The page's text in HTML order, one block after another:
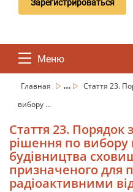
Зарегистрироваться
Меню
Главная ...
Стаття 23.
вибору ...
Стаття 23. Порядок
рішення по
будівництва
призначеного для
радіоактивними